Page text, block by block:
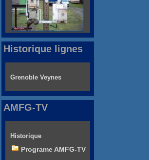
Historique lignes
Grenoble Veynes
AMFG-TV
Historique
Programe AMFG-TV